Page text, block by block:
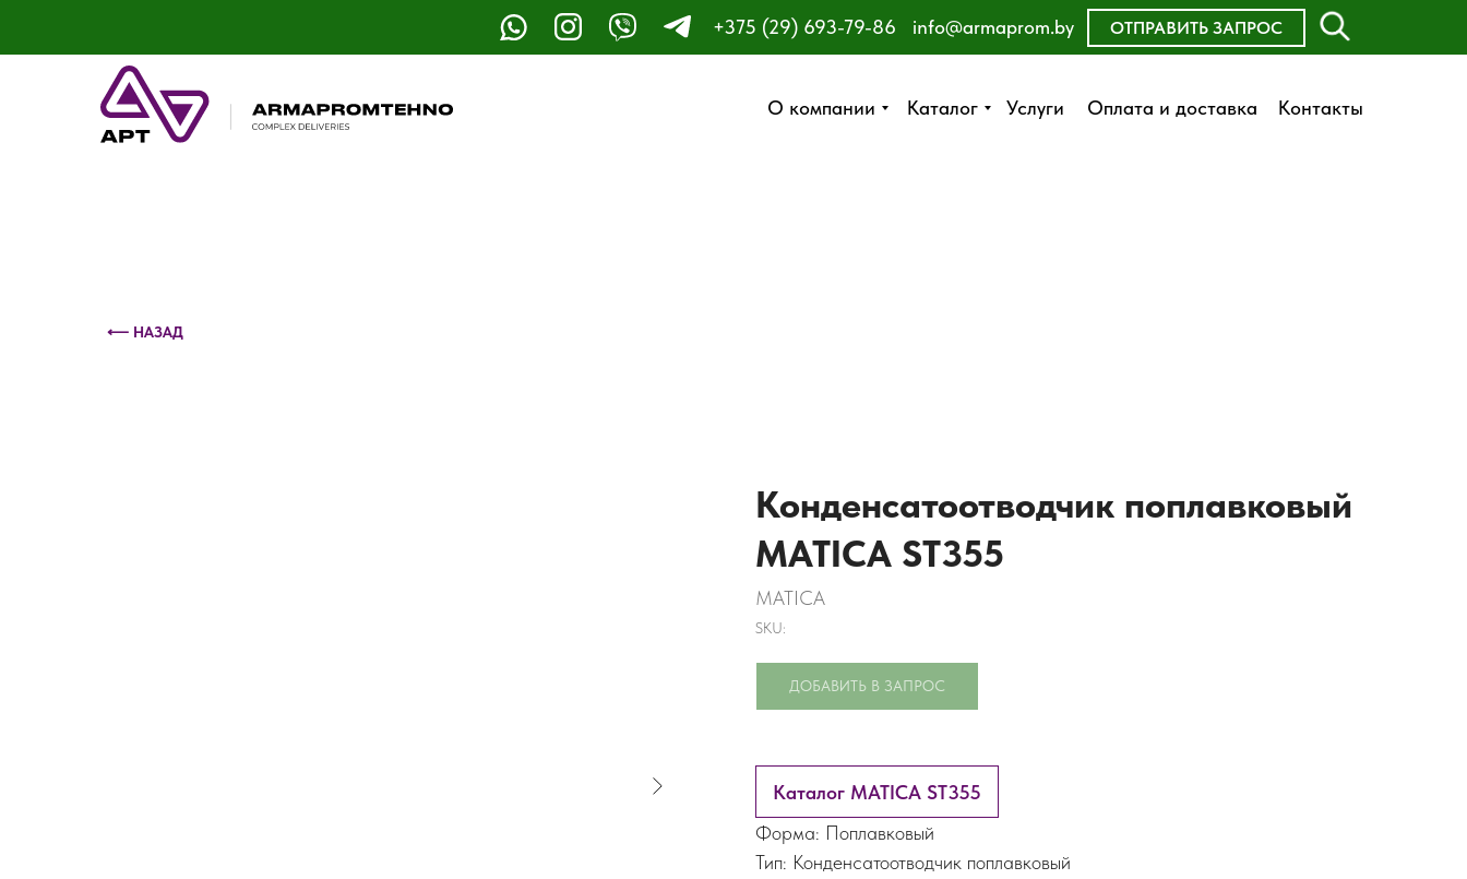
О компании Каталог Услуги Оплата и доставка Контакты
+375 (29) 693-79-86 ОТПРАВИТЬ ЗАПРОС
info@armaprom.by
О компании Каталог Услуги Оплата и доставка Контакты
ОСТАВИТЬ ЗАЯВКУ
ЗАКАЗАТЬ ЗВОНОК
⟵ НАЗАД
Конденсатоотводчик поплавковый
MATICA ST355
MATICA
SKU:
ДОБАВИТЬ В ЗАПРОС
Каталог MATICA ST355
Форма: Поплавковый
Тип: Конденсатоотводчик поплавковый